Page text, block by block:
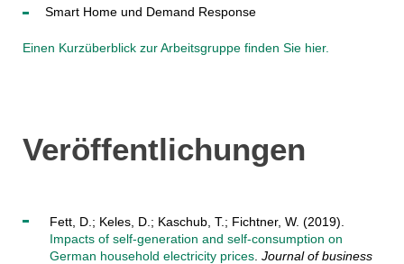
Smart Home und Demand Response
Einen Kurzüberblick zur Arbeitsgruppe finden Sie hier.
Veröffentlichungen
Fett, D.; Keles, D.; Kaschub, T.; Fichtner, W. (2019).
Impacts of self-generation and self-consumption on
German household electricity prices. Journal of business